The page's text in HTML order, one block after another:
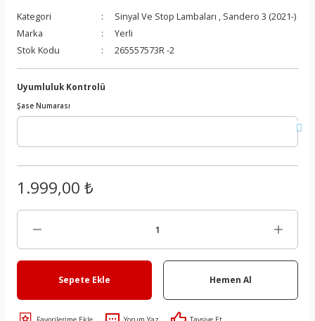
Kategori Sinyal Ve Stop Lambaları , Sandero 3 (2021-)
Marka
Yerli
Stok Kodu
265557573R -2
Uyumluluk Kontrolü
Şase Numarası
1.999,00 ₺
Sepete Ekle Hemen Al